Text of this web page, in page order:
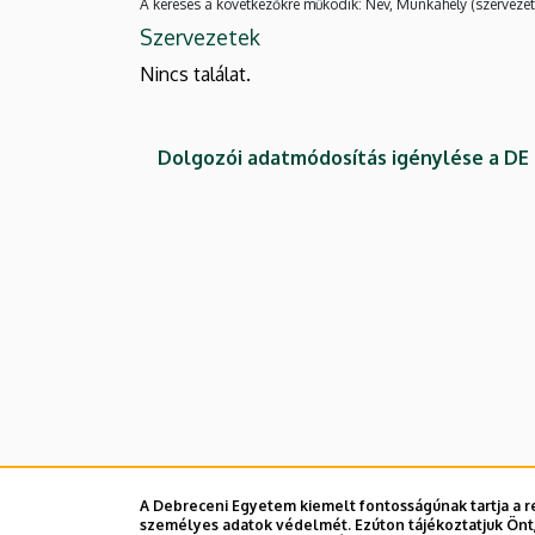
A keresés a következőkre működik: Név, Munkahely
Szervezetek
Nincs találat.
Dolgozói adatmódosítás igénylése a
A Debreceni Egyetem kiemelt fontosságúnak tartja
személyes adatok védelmét. Ezúton tájékoztatjuk